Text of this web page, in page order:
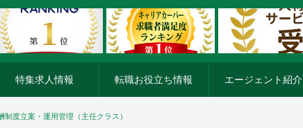
特集求人情報 転職お役立ち情報 エージェント紹介
制度立案・運用管理（主任クラス）